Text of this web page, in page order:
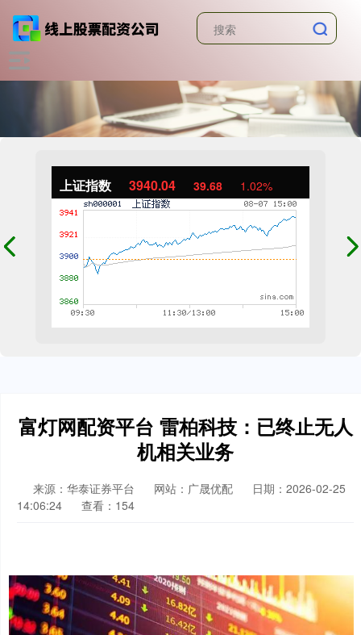
上证指数 3940.04 39.68 1.02%
富灯网配资平台 雷柏科技：已终止无人
机相关业务
来源：华泰证券平台 网站：广晟优配
日期：2026-02-25
14:06:24
查看：154